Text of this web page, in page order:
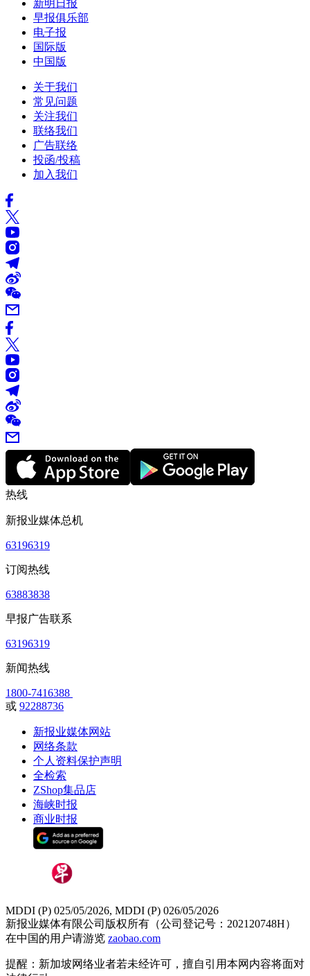
新明日报
早报俱乐部
电子报
国际版
中国版
关于我们
常见问题
关注我们
联络我们
广告联络
投函/投稿
加入我们
热线
新报业媒体总机
63196319
订阅热线
63883838
早报广告联系
63196319
新闻热线
1800-7416388
或 92288736
新报业媒体网站
网络条款
个人资料保护声明
全检索
ZShop集品店
海峡时报
商业时报
MDDI (P) 025/05/2026, MDDI (P) 026/05/2026
新报业媒体有限公司版权所有（公司登记号：202120748H）
在中国的用户请游览 zaobao.com
提醒：新加坡网络业者若未经许可，擅自引用本网内容将面对